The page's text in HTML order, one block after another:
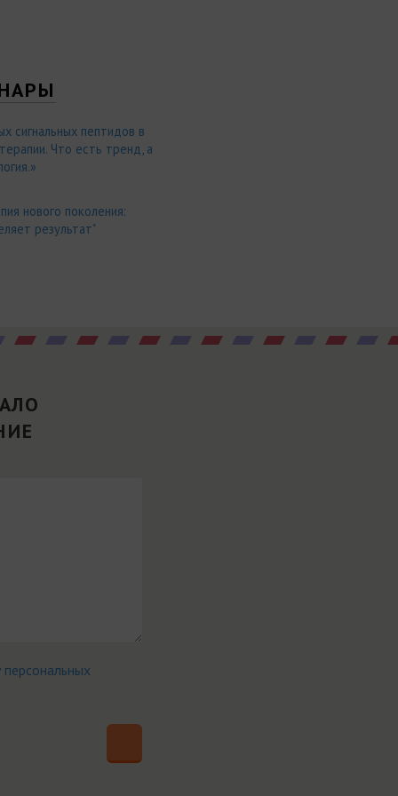
сигнальных пептидов в
Что есть тренд, а
нового поколения:
результат"